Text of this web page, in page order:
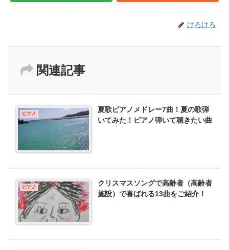
けろけろ
関連記事
ピアノ
夏歌ピアノメドレー7曲！夏の歌弾
いてみた！ピアノ弾いて聴きたい曲
ピアノ
クリスマスソングで高齢者（高齢者
施設）で喜ばれる13曲をご紹介！